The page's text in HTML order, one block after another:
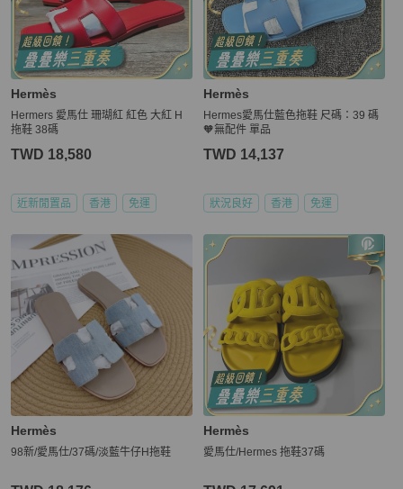
Hermès
Hermers 愛馬仕 珊瑚紅 紅色 大紅 H
拖鞋 38碼
TWD 18,580
近新閒置品 香港 免運
Hermès
Hermes愛馬仕藍色拖鞋 尺碼：39 碼
🧡無配件 單品
TWD 14,137
狀況良好 香港 免運
Hermès
98新/愛馬仕/37碼/淡藍牛仔H拖鞋
Hermès
愛馬仕/Hermes 拖鞋37碼